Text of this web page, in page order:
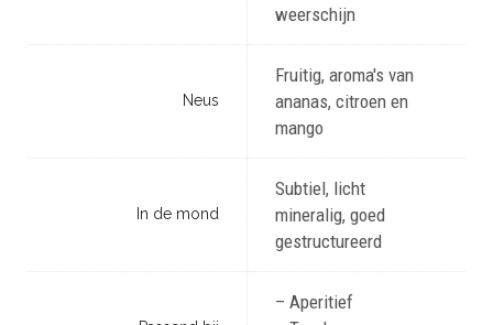
weerschijn
Neus
Fruitig, aroma's van
ananas, citroen en
mango
In de mond
Subtiel, licht
mineralig, goed
gestructureerd
– Aperitief